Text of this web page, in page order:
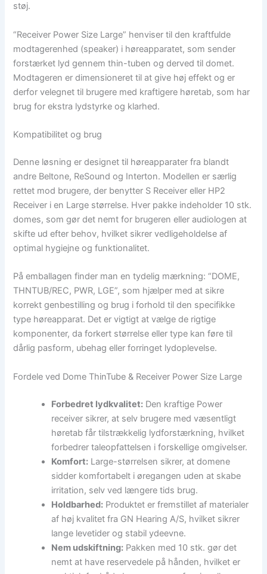
støj.
“Receiver Power Size Large” henviser til den kraftfulde
modtagerenhed (speaker) i høreapparatet, som sender
forstærket lyd gennem thin-tuben og derved til domet.
Modtageren er dimensioneret til at give høj effekt og er
derfor velegnet til brugere med kraftigere høretab, som har
brug for ekstra lydstyrke og klarhed.
Kompatibilitet og brug
Denne løsning er designet til høreapparater fra blandt
andre Beltone, ReSound og Interton. Modellen er særlig
rettet mod brugere, der benytter S Receiver eller HP2
Receiver i en Large størrelse. Hver pakke indeholder 10 stk.
domes, som gør det nemt for brugeren eller audiologen at
skifte ud efter behov, hvilket sikrer vedligeholdelse af
optimal hygiejne og funktionalitet.
På emballagen finder man en tydelig mærkning: “DOME,
THNTUB/REC, PWR, LGE”, som hjælper med at sikre
korrekt genbestilling og brug i forhold til den specifikke
type høreapparat. Det er vigtigt at vælge de rigtige
komponenter, da forkert størrelse eller type kan føre til
dårlig pasform, ubehag eller forringet lydoplevelse.
Fordele ved Dome ThinTube & Receiver Power Size Large
Forbedret lydkvalitet: Den kraftige Power
receiver sikrer, at selv brugere med væsentligt
høretab får tilstrækkelig lydforstærkning, hvilket
forbedrer taleopfattelsen i forskellige omgivelser.
Komfort: Large-størrelsen sikrer, at domene
sidder komfortabelt i øregangen uden at skabe
irritation, selv ved længere tids brug.
Holdbarhed: Produktet er fremstillet af materialer
af høj kvalitet fra GN Hearing A/S, hvilket sikrer
lange levetider og stabil ydeevne.
Nem udskiftning: Pakken med 10 stk. gør det
nemt at have reservedele på hånden, hvilket er